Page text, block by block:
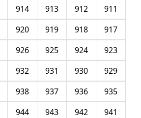
911
912
913
914
917
918
919
920
923
924
925
926
929
930
931
932
935
936
937
938
941
942
943
944